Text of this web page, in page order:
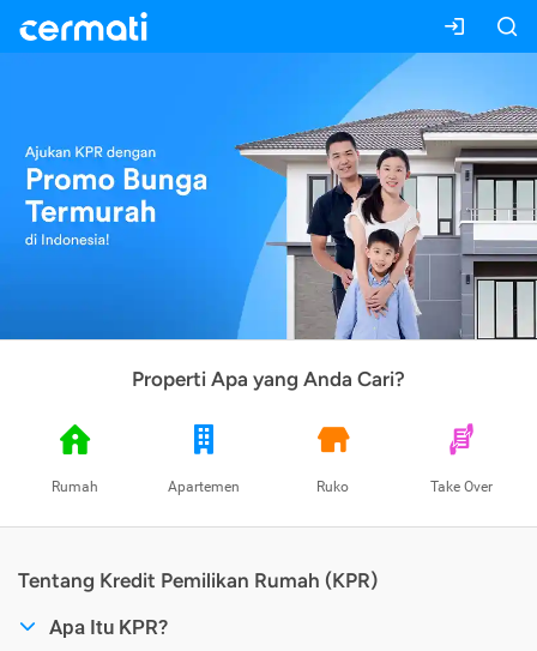
Properti Apa yang Anda Cari?
Rumah Apartemen Ruko Take Over
Tentang Kredit Pemilikan Rumah (KPR)
Apa Itu KPR?